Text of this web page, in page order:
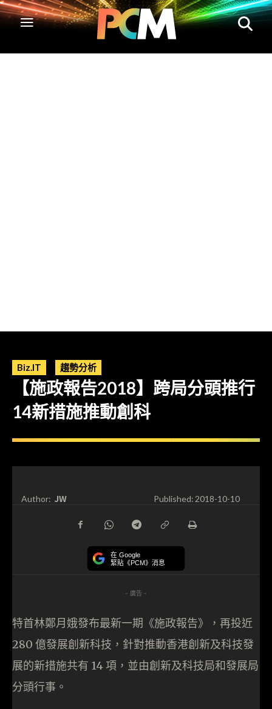
Biz.IT 趨勢分析
【施政報告2018】跨局分頭推行
14新措施推動創科
Author: JW Published:2018-10-10
在 Google
緊貼《PCM》消息
- 廣告 -
特首林鄭月娥發布最新一期《施政報告》，再投近
280 億發展創新科技，針對推動香港創新及科技發
展的新措施共有 14 項，並由創新及科技局和發展局
分頭行事。